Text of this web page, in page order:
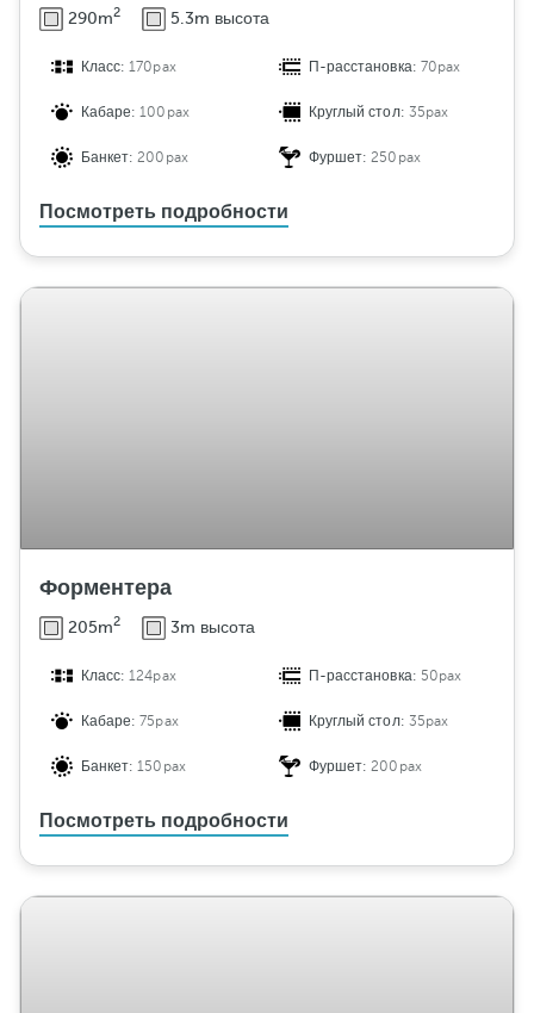
и 290m2 5.3m высота
Класс:170pax П-расстановка: 70pax
Кабаре:100pax Круглый стол: 35pax
Банкет:200pax Фуршет:250pax
Посмотреть подробности
Форментера
205m2 3m высота
Класс:124pax П-расстановка: 50pax
Кабаре:75pax Круглый стол: 35pax
Банкет:150pax Фуршет:200pax
Посмотреть подробности